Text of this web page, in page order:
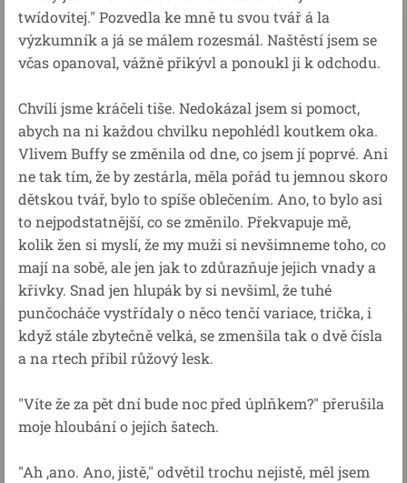
twídovitej." Pozvedla ke mně tu svou tvář á la
výzkumník a já se málem rozesmál. Naštěstí jsem se
včas opanoval, vážně přikývl a ponoukl ji k odchodu.
Chvíli jsme kráčeli tiše. Nedokázal jsem si pomoct,
abych na ni každou chvilku nepohlédl koutkem oka.
Vlivem Buffy se změnila od dne, co jsem jí poprvé. Ani
ne tak tím, že by zestárla, měla pořád tu jemnou skoro
dětskou tvář, bylo to spíše oblečením. Ano, to bylo asi
to nejpodstatnější, co se změnilo. Překvapuje mě,
kolik žen si myslí, že my muži si nevšimneme toho, co
mají na sobě, ale jen jak to zdůrazňuje jejich vnady a
křivky. Snad jen hlupák by si nevšiml, že tuhé
punčocháče vystřídaly o něco tenčí variace, trička, i
když stále zbytečně velká, se zmenšila tak o dvě čísla
a na rtech přibil růžový lesk.
"Víte že za pět dní bude noc před úplňkem?" přerušila
moje hloubání o jejích šatech.
"Ah ,ano. Ano, jistě," odvětil trochu nejistě, měl jsem